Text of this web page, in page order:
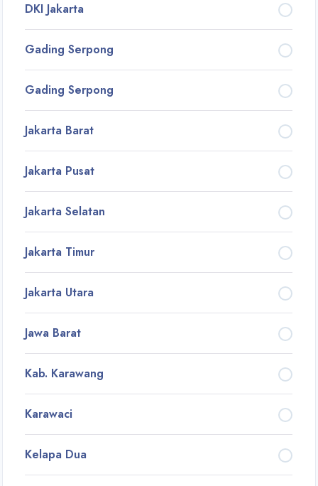
DKI Jakarta
Gading Serpong
Gading Serpong
Jakarta Barat
Jakarta Pusat
Jakarta Selatan
Jakarta Timur
Jakarta Utara
Jawa Barat
Kab. Karawang
Karawaci
Kelapa Dua